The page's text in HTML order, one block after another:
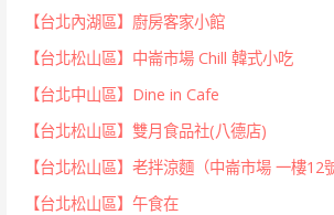
【台北內湖區】廚房客家小館
【台北松山區】中崙市場 Chill 韓式小吃
【台北中山區】Dine in Cafe
【台北松山區】雙月食品社(八德店)
【台北松山區】老拌涼麵（中崙市場 一樓12
【台北松山區】午食在